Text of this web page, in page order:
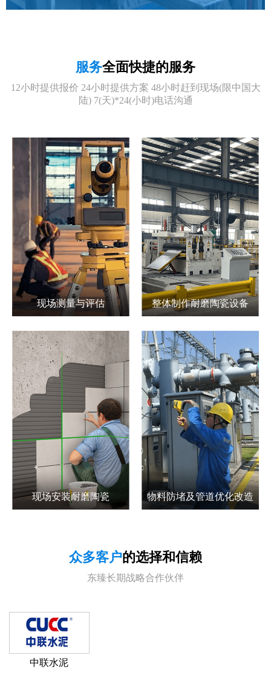
服务全面快捷的服务
12小时提供报价 24小时提供方案 48小时赶到现场(限中国大
陆) 7(天)*24(小时)电话沟通
现场测量与评估 整体制作耐磨陶瓷设备
现场安装耐磨陶瓷 物料防堵及管道优化改造
众多客户的选择和信赖
东臻长期战略合作伙伴
中联水泥